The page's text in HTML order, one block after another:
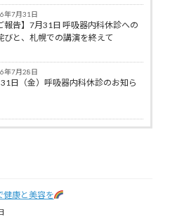
年7月31日
報告】7月31日 呼吸器内科休診への
びと、札幌での講演を終えて
年7月28日
日（金）呼吸器内科休診のお知ら
健康と美容を